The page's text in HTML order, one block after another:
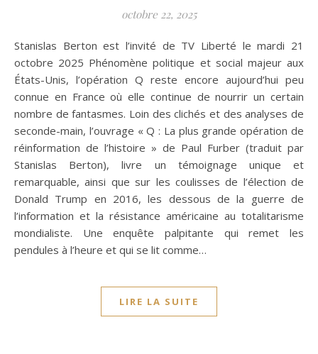
octobre 22, 2025
Stanislas Berton est l’invité de TV Liberté le mardi 21
octobre 2025 Phénomène politique et social majeur aux
États-Unis, l’opération Q reste encore aujourd’hui peu
connue en France où elle continue de nourrir un certain
nombre de fantasmes. Loin des clichés et des analyses de
seconde-main, l’ouvrage « Q : La plus grande opération de
réinformation de l’histoire » de Paul Furber (traduit par
Stanislas Berton), livre un témoignage unique et
remarquable, ainsi que sur les coulisses de l’élection de
Donald Trump en 2016, les dessous de la guerre de
l’information et la résistance américaine au totalitarisme
mondialiste. Une enquête palpitante qui remet les
pendules à l’heure et qui se lit comme…
LIRE LA SUITE